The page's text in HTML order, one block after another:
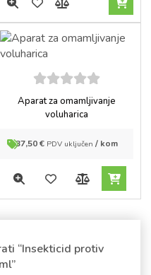
5out of
Aparat za omamljivanje
voluharica
37,50€ PDV uključen / kom
“Insekticid protiv